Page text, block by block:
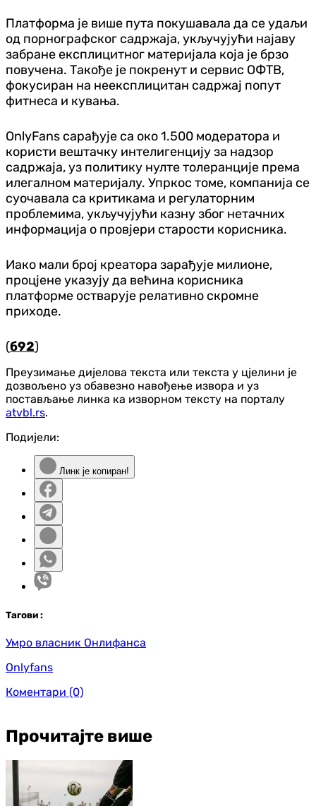
Платформа је више пута покушавала да се удаљи
од порнографског садржаја, укључујући најаву
забране експлицитног материјала која је брзо
повучена. Такође је покренут и сервис ОФТВ,
фокусиран на неексплицитан садржај попут
фитнеса и кувања.
OnlyFans сарађује са око 1.500 модератора и
користи вештачку интелигенцију за надзор
садржаја, уз политику нулте толеранције према
илегалном материјалу. Упркос томе, компанија се
суочавала са критикама и регулаторним
проблемима, укључујући казну због нетачних
информација о провјери старости корисника.
Иако мали број креатора зарађује милионе,
процјене указују да већина корисника
платформе остварује релативно скромне
приходе.
(б92)
Преузимање дијелова текста или текста у цјелини је
дозвољено уз обавезно навођење извора и уз
постављање линка ка изворном тексту на порталу
atvbl.rs.
Подијели:
Линк је копиран!
Тагови :
Умро власник Онлифанса
Onlyfans
Коментари (0)
Прочитајте више